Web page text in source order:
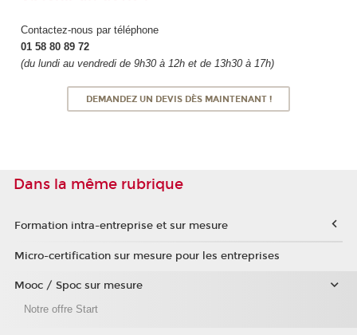
Contactez-nous par téléphone
01 58 80 89 72
(du lundi au vendredi de 9h30 à 12h et de 13h30 à 17h)
DEMANDEZ UN DEVIS DÈS MAINTENANT !
Dans la même rubrique
Formation intra-entreprise et sur mesure
Micro-certification sur mesure pour les entreprises
Mooc / Spoc sur mesure
Notre offre Start